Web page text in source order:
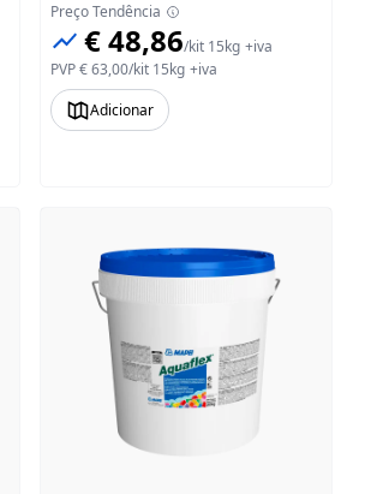
Preço Tendência
€ 48,86/kit 15kg +iva
PVP€ 63,00/kit 15kg +iva
Adicionar